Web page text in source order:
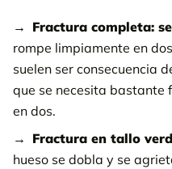
Fractura completa:
rompe limpiamente en
suelen ser consecuencia
que se necesita bastante
en dos.
Fractura en tallo
hueso se dobla y se